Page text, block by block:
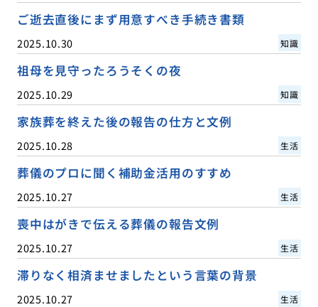
ご逝去直後にまず用意すべき手続き書類
2025.10.30 知識
祖母を見守ったろうそくの夜
2025.10.29 知識
家族葬を終えた後の報告の仕方と文例
2025.10.28 生活
葬儀のプロに聞く補助金活用のすすめ
2025.10.27 生活
喪中はがきで伝える葬儀の報告文例
2025.10.27 生活
滞りなく相済ませましたという言葉の背景
2025.10.27 生活